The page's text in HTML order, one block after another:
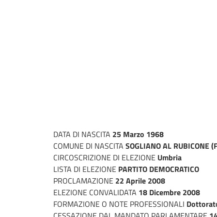
DATA DI NASCITA 25 Marzo 1968
COMUNE DI NASCITA SOGLIANO AL RUBICONE
CIRCOSCRIZIONE DI ELEZIONE Umbria
LISTA DI ELEZIONE PARTITO DEMOCRATICO
PROCLAMAZIONE 22 Aprile 2008
ELEZIONE CONVALIDATA 18 Dicembre 2008
FORMAZIONE O NOTE PROFESSIONALI